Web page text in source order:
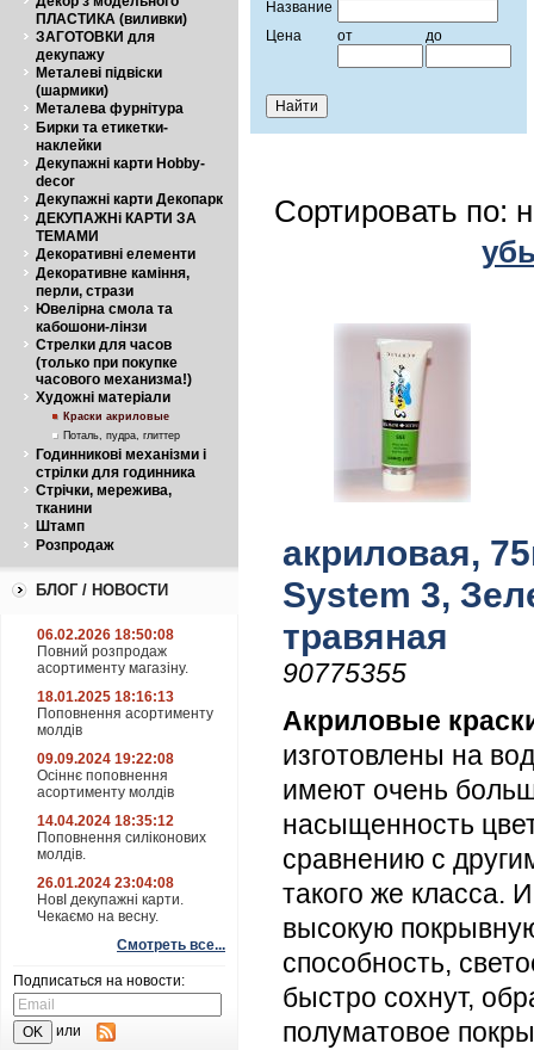
ПЛАСТИКА (виливки)
ЗАГОТОВКИ для
декупажу
Металеві підвіски
(шармики)
Металева фурнітура
Бирки та етикетки-
наклейки
Декупажні карти Hobby-
decor
Декупажні карти Декопарк
ДЕКУПАЖНі КАРТИ ЗА
ТЕМАМИ
Декоративні елементи
Декоративне каміння,
перли, стрази
Ювелірна смола та
кабошони-лінзи
Стрелки для часов
(только при покупке
часового механизма!)
Художні матеріали
Краски акриловые
Поталь, пудра, глиттер
Годинникові механізми і
стрілки для годинника
Стрічки, мережива,
тканини
Штамп
Розпродаж
БЛОГ / НОВОСТИ
06.02.2026 18:50:08
Повний розпродаж
асортименту магазіну.
18.01.2025 18:16:13
Поповнення асортименту
молдів
09.09.2024 19:22:08
Осіннє поповнення
асортименту молдів
14.04.2024 18:35:12
Поповнення силіконових
молдів.
26.01.2024 23:04:08
НовІ декупажні карти.
Чекаємо на весну.
Смотреть все...
Подписаться на новости:
или
Название
Цена
от до
Сортировать по:
акриловая,
System 3,
травяная
90775355
Акриловые
изготовлены на
имеют очень
насыщенность
сравнению с
такого же класса.
высокую
способность,
быстро сохнут,
полуматовое